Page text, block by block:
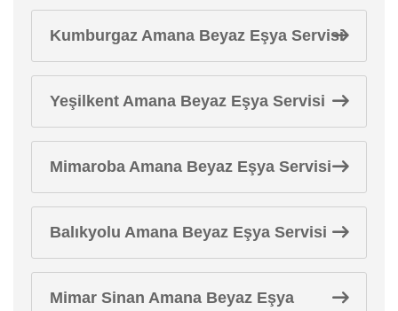
Kumburgaz Amana Beyaz Eşya Servisi
Yeşilkent Amana Beyaz Eşya Servisi
Mimaroba Amana Beyaz Eşya Servisi
Balıkyolu Amana Beyaz Eşya Servisi
Mimar Sinan Amana Beyaz Eşya